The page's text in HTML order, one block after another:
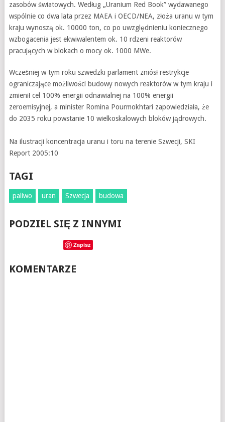
zasobów światowych. Według „Uranium Red Book” wydawanego
wspólnie co dwa lata przez MAEA i OECD/NEA, złoża uranu w tym
kraju wynoszą ok. 10000 ton, co po uwzględnieniu koniecznego
wzbogacenia jest ekwiwalentem ok. 10 rdzeni reaktorów
pracujących w blokach o mocy ok. 1000 MWe.
Wcześniej w tym roku szwedzki parlament zniósł restrykcje
ograniczające możliwości budowy nowych reaktorów w tym kraju i
zmienił cel 100% energii odnawialnej na 100% energii
zeroemisyjnej, a minister Romina Pourmokhtari zapowiedziała, że
do 2035 roku powstanie 10 wielkoskalowych bloków jądrowych.
Na ilustracji koncentracja uranu i toru na terenie Szwecji, SKI
Report 2005:10
TAGI
paliwo uran Szwecja budowa
PODZIEL SIĘ Z INNYMI
Zapisz
KOMENTARZE